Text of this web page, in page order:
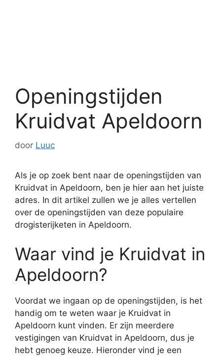
Openingstijden
Kruidvat Apeldoorn
door Luuc
Als je op zoek bent naar de openingstijden van
Kruidvat in Apeldoorn, ben je hier aan het juiste
adres. In dit artikel zullen we je alles vertellen
over de openingstijden van deze populaire
drogisterijketen in Apeldoorn.
Waar vind je Kruidvat in
Apeldoorn?
Voordat we ingaan op de openingstijden, is het
handig om te weten waar je Kruidvat in
Apeldoorn kunt vinden. Er zijn meerdere
vestigingen van Kruidvat in Apeldoorn, dus je
hebt genoeg keuze. Hieronder vind je een